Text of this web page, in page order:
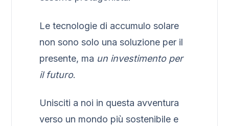
Le tecnologie di accumulo solare
non sono solo una soluzione per il
presente, ma un investimento per
il futuro.
Unisciti a noi in questa avventura
verso un mondo più sostenibile e